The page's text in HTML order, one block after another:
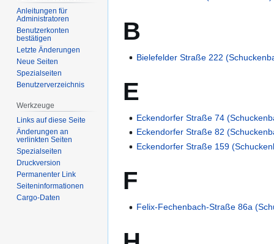
B
Bielefelder Straße 222
E
Eckendorfer Straße 74
Eckendorfer Straße 82
Eckendorfer Straße 159
F
Felix-Fechenbach-Straße 86a
Anleitungen für
Administratoren
Benutzerkonten
bestätigen
Letzte Änderungen
Neue Seiten
Spezialseiten
Benutzerverzeichnis
Werkzeuge
Links auf diese Seite
Änderungen an
verlinkten Seiten
Spezialseiten
Druckversion
Permanenter Link
Seiten­­informationen
Cargo-Daten